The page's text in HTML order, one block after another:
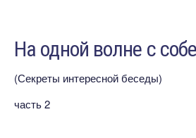
На одной волне с
(Секреты интересной беседы)
часть 2